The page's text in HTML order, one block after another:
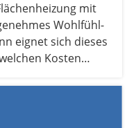
mit
Wohlfühl-
eignet sich dieses
Kosten